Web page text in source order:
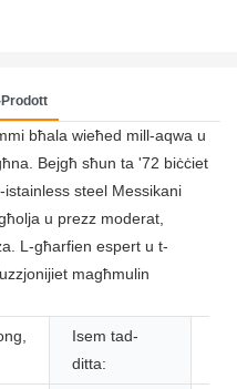
bħala wieħed mill-aqwa u
Bejgħ sħun ta '72 biċċiet
steel Messikani
u prezz moderat,
L-għarfien espert u t-
magħmulin
Isem tad-
ditta: